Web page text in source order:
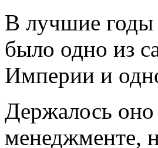
В лучшие годы
было одно из
Империи и
Держалось оно
менеджменте,